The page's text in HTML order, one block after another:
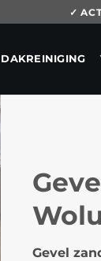
✓
DAKREINIGING
Gevel